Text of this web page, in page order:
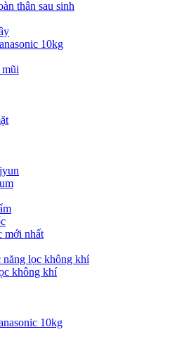
thân sau sinh
10kg
mới nhất
năng lọc không khí
không khí
10kg